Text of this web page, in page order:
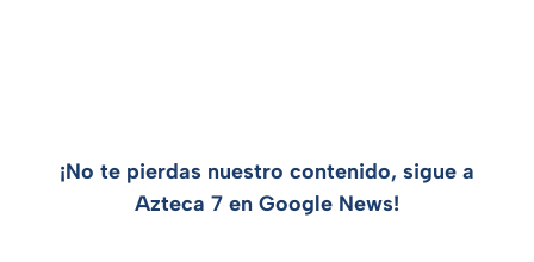
¡No te pierdas nuestro contenido, sigue a
Azteca 7 en Google News!